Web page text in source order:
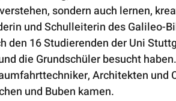
sondern auch lernen,
und Schulleiterin des Galileo-
den 16 Studierenden der Uni
die Grundschüler besucht
Architekten und
und Buben kamen.